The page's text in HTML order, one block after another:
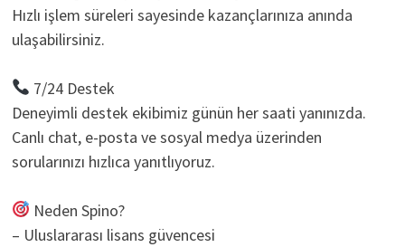
Hızlı işlem süreleri sayesinde kazançlarınıza anında
ulaşabilirsiniz.
7/24 Destek
Deneyimli destek ekibimiz günün her saati yanınızda.
Canlı chat, e-posta ve sosyal medya üzerinden
sorularınızı hızlıca yanıtlıyoruz.
Neden Spino?
– Uluslararası lisans güvencesi